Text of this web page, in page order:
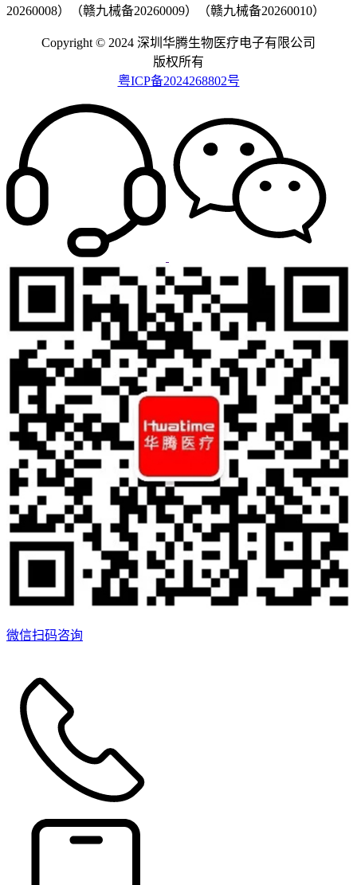
20260008）（赣九械备20260009）（赣九械备20260010）
Copyright © 2024 深圳华腾生物医疗电子有限公司
版权所有
粤ICP备2024268802号
微信扫码咨询